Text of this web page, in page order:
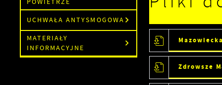
POWIETRZE
UCHWAŁA ANTYSMOGOWA
MATERIAŁY
INFORMACYJNE
Zdrowsze